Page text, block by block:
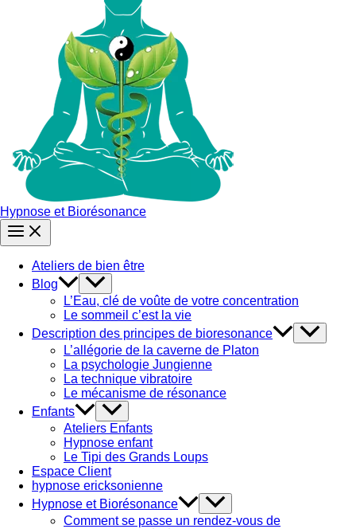
Hypnose et Biorésonance
Ateliers de bien être
Blog
L’Eau, clé de voûte de votre concentration
Le sommeil c’est la vie
Description des principes de bioresonance
L’allégorie de la caverne de Platon
La psychologie Jungienne
La technique vibratoire
Le mécanisme de résonance
Enfants
Ateliers Enfants
Hypnose enfant
Le Tipi des Grands Loups
Espace Client
hypnose ericksonienne
Hypnose et Biorésonance
Comment se passe un rendez-vous de